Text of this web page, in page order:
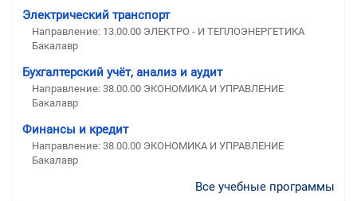
Электрический транспорт
Направление: 13.00.00 ЭЛЕКТРО - И ТЕПЛОЭНЕРГЕТИКА
Бакалавр
Бухгалтерский учёт, анализ и аудит
Направление: 38.00.00 ЭКОНОМИКА И УПРАВЛЕНИЕ
Бакалавр
Финансы и кредит
Направление: 38.00.00 ЭКОНОМИКА И УПРАВЛЕНИЕ
Бакалавр
Все учебные программы